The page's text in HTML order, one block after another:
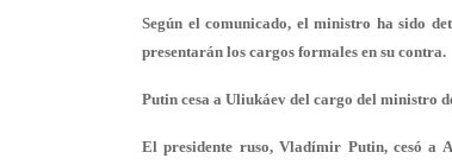
Según el comunicado, el ministro ha sido
presentarán los cargos formales en su contra.
Putin cesa a Uliukáev del cargo del ministro
El presidente ruso, Vladímir Putin, cesó a